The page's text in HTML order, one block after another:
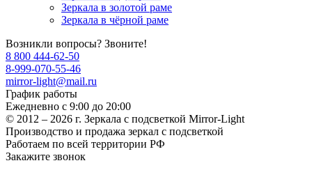
Зеркала в золотой раме
Зеркала в чёрной раме
Возникли вопросы? Звоните!
8 800 444-62-50
8-999-070-55-46
mirror-light@mail.ru
График работы
Ежедневно с 9:00 до 20:00
© 2012 – 2026 г. Зеркала c подсветкой Mirror-Light
Производство и продажа зеркал с подсветкой
Работаем по всей территории РФ
Закажите звонок